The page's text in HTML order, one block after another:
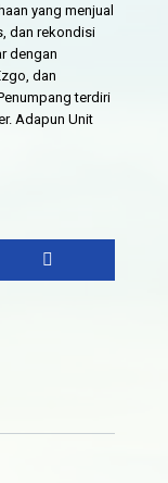
yang menjual
dan rekondisi
dengan
dan
terdiri
Adapun Unit